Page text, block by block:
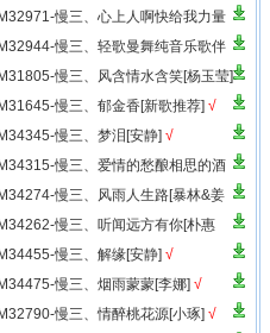
M32971-慢三、心上人啊快给我力量
]
M32944-慢三、轻歌曼舞纯音乐歌伴
M31805-慢三、风含情水含笑[杨玉莹]
M31645-慢三、郁金香[新歌推荐] √
M34345-慢三、梦泪[安静] √
M34315-慢三、爱情的愁酿相思的酒
&亢美琪] √
M34274-慢三、风雨人生路[暴林&姜
-抖音神曲] √
M34262-慢三、听闻远方有你[朴惠
M34455-慢三、解缘[安静] √
M34475-慢三、烟雨蒙蒙[李娜] √
M32790-慢三、情醉桃花源[小琢] √